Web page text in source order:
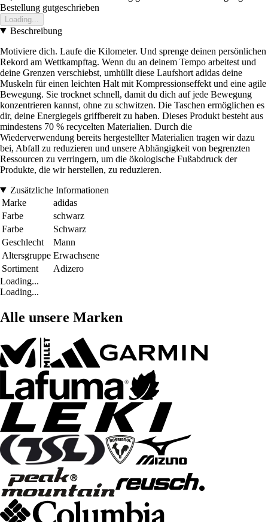
Bestellung gutgeschrieben
Loading...
Beschreibung
Motiviere dich. Laufe die Kilometer. Und sprenge deinen persönlichen
Rekord am Wettkampftag. Wenn du an deinem Tempo arbeitest und
deine Grenzen verschiebst, umhüllt diese Laufshort adidas deine
Muskeln für einen leichten Halt mit Kompressionseffekt und eine agile
Bewegung. Sie trocknet schnell, damit du dich auf jede Bewegung
konzentrieren kannst, ohne zu schwitzen. Die Taschen ermöglichen es
dir, deine Energiegels griffbereit zu haben. Dieses Produkt besteht aus
mindestens 70 % recycelten Materialien. Durch die
Wiederverwendung bereits hergestellter Materialien tragen wir dazu
bei, Abfall zu reduzieren und unsere Abhängigkeit von begrenzten
Ressourcen zu verringern, um die ökologische Fußabdruck der
Produkte, die wir herstellen, zu reduzieren.
Zusätzliche Informationen
Marke
adidas
Farbe
schwarz
Farbe
Schwarz
Geschlecht
Mann
Altersgruppe Erwachsene
Sortiment
Adizero
Loading...
Loading...
Alle unsere Marken